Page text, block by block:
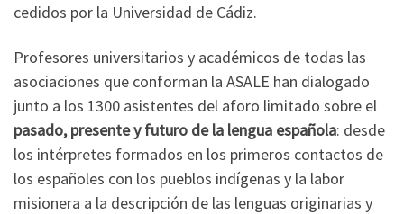
cedidos por la Universidad de Cádiz.
Profesores universitarios y académicos de todas las
asociaciones que conforman la ASALE han dialogado
junto a los 1300 asistentes del aforo limitado sobre el
pasado, presente y futuro de la lengua española: desde
los intérpretes formados en los primeros contactos de
los españoles con los pueblos indígenas y la labor
misionera a la descripción de las lenguas originarias y